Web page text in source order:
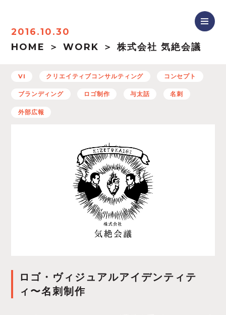
2016.10.30
HOME
WORK 株式会社 気絶会議
VI クリエイティブコンサルティング コンセプト
ブランディング ロゴ制作 与太話 名刺
外部広報
ロゴ・ヴィジュアルアイデンティテ
ィ〜名刺制作